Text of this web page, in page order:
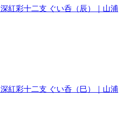
深紅彩十二支 ぐい呑（辰）｜山浦
深紅彩十二支 ぐい呑（巳）｜山浦